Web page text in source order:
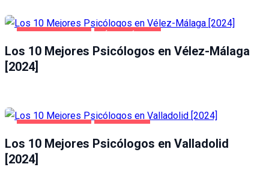
Los 10 Mejores Psicólogos en Vélez-Málaga
[2024]
Los 10 Mejores Psicólogos en Valladolid
[2024]